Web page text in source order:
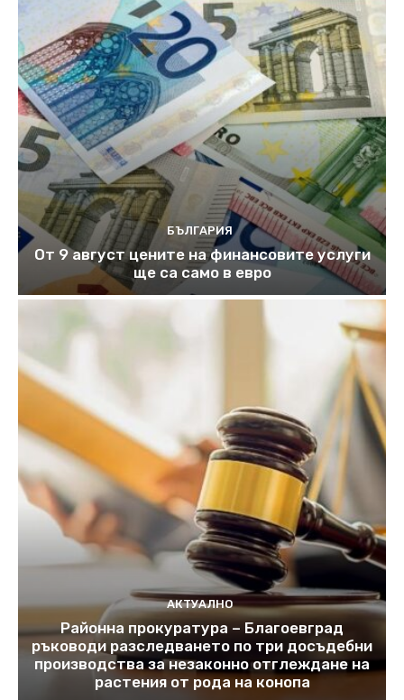
БЪЛГАРИЯ
От 9 август цените на финансовите услуги
ще са само в евро
АКТУАЛНО
Районна прокуратура – Благоевград
ръководи разследването по три досъдебни
производства за незаконно отглеждане на
растения от рода на конопа